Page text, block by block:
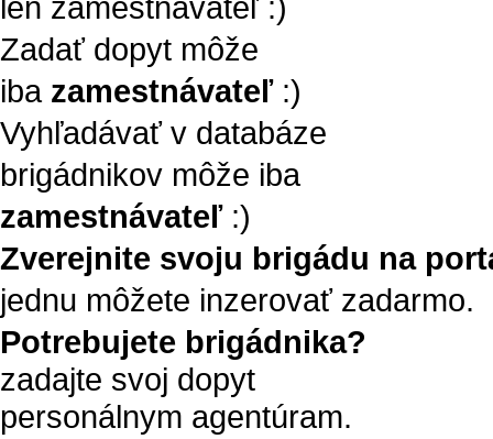
len zamestnávateľ :)
Zadať dopyt môže
iba zamestnávateľ:)
Vyhľadávať v databáze
brigádnikov môže iba
zamestnávateľ:)
Zverejnite svoju brigádu na
jednu môžete inzerovať zadarmo.
Potrebujete brigádnika?
zadajte svoj dopyt
personálnym agentúram.